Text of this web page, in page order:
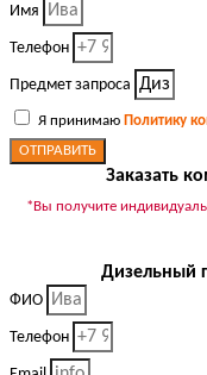
Имя
Телефон
Предмет запроса
Я принимаю Политику
ОТПРАВИТЬ
Заказать
*Вы получите
Дизельный
ФИО
Телефон